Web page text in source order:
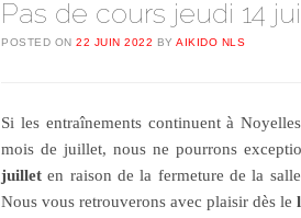
Pas de cours jeudi 14
POSTED ON 22 JUIN 2022 BY AIKIDO NLS
Si les entraînements continuent à
mois de juillet, nous ne pourrons
juillet en raison de la fermeture de la
Nous vous retrouverons avec plaisir dès le